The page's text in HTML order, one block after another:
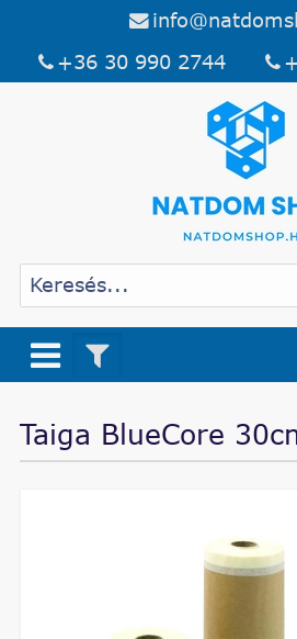
+36 30 990 2744
Taiga BlueCore